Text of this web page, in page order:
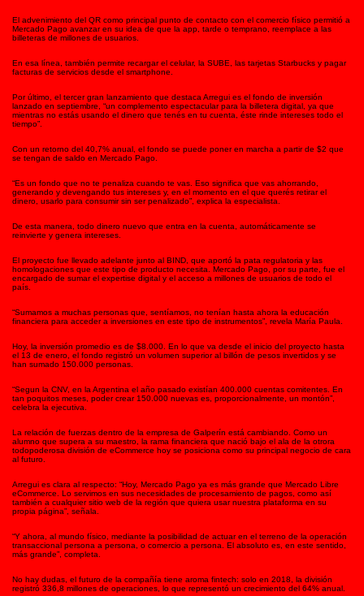
El advenimiento del QR como principal punto de contacto con el comercio físico permitió a
Mercado Pago avanzar en su idea de que la app, tarde o temprano, reemplace a las
billeteras de millones de usuarios.
En esa línea, también permite recargar el celular, la SUBE, las tarjetas Starbucks y pagar
facturas de servicios desde el smartphone.
Por último, el tercer gran lanzamiento que destaca Arregui es el fondo de inversión
lanzado en septiembre, “un complemento espectacular para la billetera digital, ya que
mientras no estás usando el dinero que tenés en tu cuenta, éste rinde intereses todo el
tiempo”.
Con un retorno del 40,7% anual, el fondo se puede poner en marcha a partir de $2 que
se tengan de saldo en Mercado Pago.
“Es un fondo que no te penaliza cuando te vas. Eso significa que vas ahorrando,
generando y devengando tus intereses y, en el momento en el que querés retirar el
dinero, usarlo para consumir sin ser penalizado”, explica la especialista.
De esta manera, todo dinero nuevo que entra en la cuenta, automáticamente se
reinvierte y genera intereses.
El proyecto fue llevado adelante junto al BIND, que aportó la pata regulatoria y las
homologaciones que este tipo de producto necesita. Mercado Pago, por su parte, fue el
encargado de sumar el expertise digital y el acceso a millones de usuarios de todo el
país.
“Sumamos a muchas personas que, sentíamos, no tenían hasta ahora la educación
financiera para acceder a inversiones en este tipo de instrumentos”, revela María Paula.
Hoy, la inversión promedio es de $8.000. En lo que va desde el inicio del proyecto hasta
el 13 de enero, el fondo registró un volumen superior al billón de pesos invertidos y se
han sumado 150.000 personas.
“Segun la CNV, en la Argentina el año pasado existían 400.000 cuentas comitentes. En
tan poquitos meses, poder crear 150.000 nuevas es, proporcionalmente, un montón”,
celebra la ejecutiva.
La relación de fuerzas dentro de la empresa de Galperín está cambiando. Como un
alumno que supera a su maestro, la rama financiera que nació bajo el ala de la otrora
todopoderosa división de eCommerce hoy se posiciona como su principal negocio de cara
al futuro.
Arregui es clara al respecto: “Hoy, Mercado Pago ya es más grande que Mercado Libre
eCommerce. Lo servimos en sus necesidades de procesamiento de pagos, como así
también a cualquier sitio web de la región que quiera usar nuestra plataforma en su
propia página”, señala.
“Y ahora, al mundo físico, mediante la posibilidad de actuar en el terreno de la operación
transaccional persona a persona, o comercio a persona. El absoluto es, en este sentido,
más grande”, completa.
No hay dudas, el futuro de la compañía tiene aroma fintech: solo en 2018, la división
registró 336,8 millones de operaciones, lo que representó un crecimiento del 64% anual.